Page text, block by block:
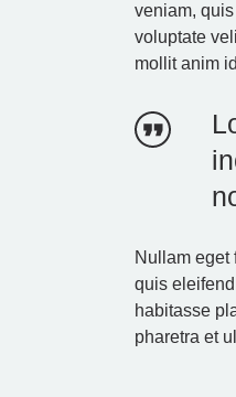
veniam,
voluptate
mollit anim
Nullam eget
quis
habitasse
pharetra et